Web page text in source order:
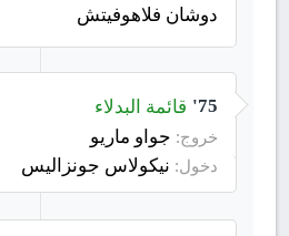
دوشان فلاهوفيتش
75' قائمة البدلاء
خروج: جواو ماريو
دخول: نيكولاس جونزاليس